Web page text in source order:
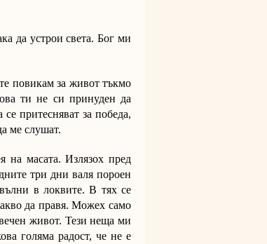
да устрои света. Бог ми
повикам за живот тъкмо
ти не си принуден да
притесняват за победа,
ме слушат.
на масата. Излязох пред
три дни валя пороен
в локвите. В тях се
да правя. Можех само
живот. Тези неща ми
голяма радост, че не е